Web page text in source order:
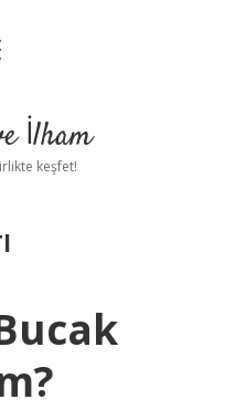
İlham
keşfet!